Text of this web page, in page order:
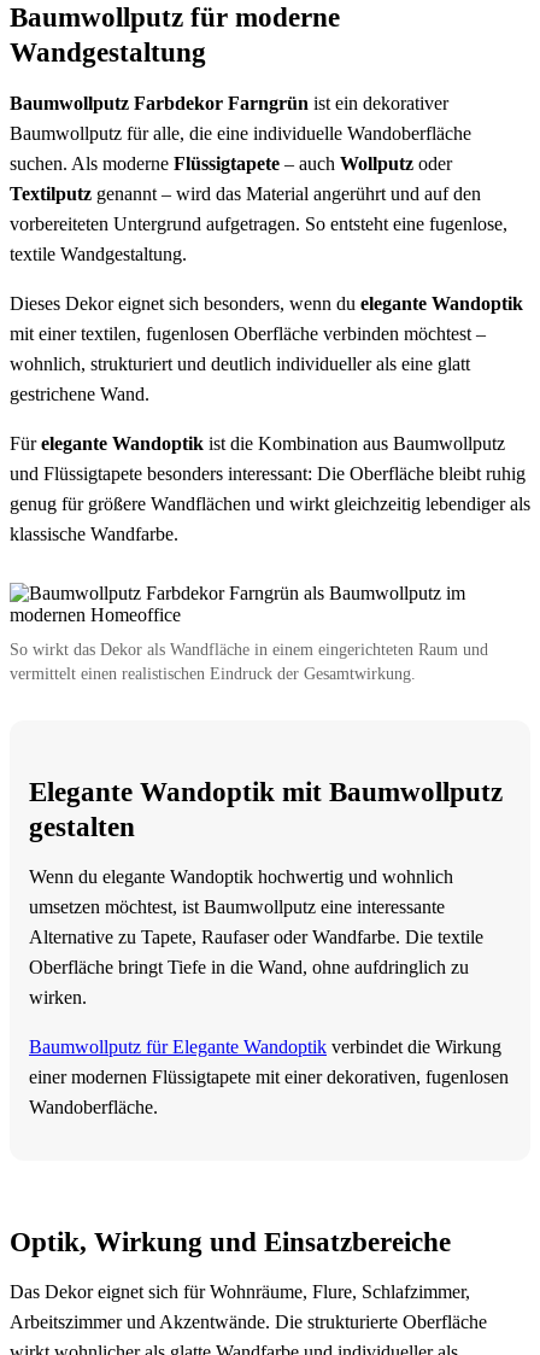
Baumwollputz für moderne
Wandgestaltung
Baumwollputz Farbdekor Farngrün ist ein dekorativer
Baumwollputz für alle, die eine individuelle Wandoberfläche
suchen. Als moderne Flüssigtapete – auch Wollputz oder
Textilputz genannt – wird das Material angerührt und auf den
vorbereiteten Untergrund aufgetragen. So entsteht eine fugenlose,
textile Wandgestaltung.
Dieses Dekor eignet sich besonders, wenn du elegante Wandoptik
mit einer textilen, fugenlosen Oberfläche verbinden möchtest –
wohnlich, strukturiert und deutlich individueller als eine glatt
gestrichene Wand.
Fürelegante Wandoptik ist die Kombination aus Baumwollputz
und Flüssigtapete besonders interessant: Die Oberfläche bleibt ruhig
genug für größere Wandflächen und wirkt gleichzeitig lebendiger als
klassische Wandfarbe.
So wirkt das Dekor als Wandfläche in einem eingerichteten Raum und
vermittelt einen realistischen Eindruck der Gesamtwirkung.
Elegante Wandoptik mit Baumwollputz
gestalten
Wenn du elegante Wandoptik hochwertig und wohnlich
umsetzen möchtest, ist Baumwollputz eine interessante
Alternative zu Tapete, Raufaser oder Wandfarbe. Die textile
Oberfläche bringt Tiefe in die Wand, ohne aufdringlich zu
wirken.
Baumwollputz für Elegante Wandoptik verbindet die Wirkung
einer modernen Flüssigtapete mit einer dekorativen, fugenlosen
Wandoberfläche.
Optik, Wirkung und Einsatzbereiche
Das Dekor eignet sich für Wohnräume, Flure, Schlafzimmer,
Arbeitszimmer und Akzentwände. Die strukturierte Oberfläche